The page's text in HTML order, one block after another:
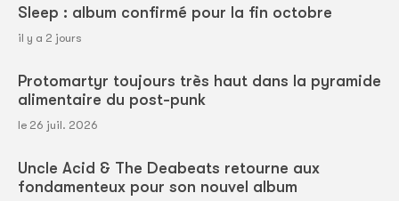
Sleep : album confirmé pour la fin octobre
il y a 2 jours
Protomartyr toujours très haut dans la pyramide
alimentaire du post-punk
le 26 juil. 2026
Uncle Acid & The Deabeats retourne aux
fondamenteux pour son nouvel album